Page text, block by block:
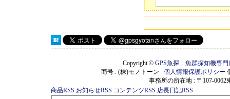
Copyright © GPS魚探 魚群探知機専
商号 : (株)モノトーン 個人情報保護ポリシー
事務所の所在地 : 〒107-
商品RSS お知らせRSS コンテンツRSS 店長日記RSS